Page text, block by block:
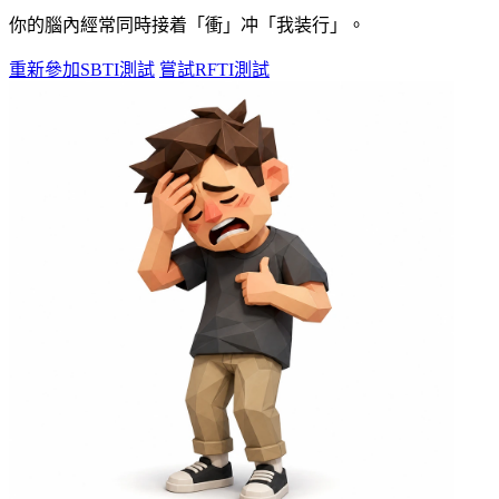
你的腦內經常同時接着「衝」冲「我装行」。
重新參加SBTI測試 嘗試RFTI測試